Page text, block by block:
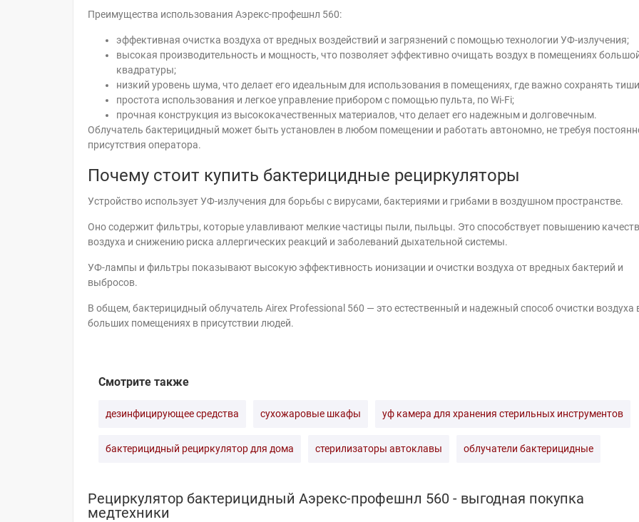
Преимущества использования Аэрекс-профешнл 560:
эффективная очистка воздуха от вредных воздействий и загрязнений с помощью технологии УФ-излучения;
высокая производительность и мощность, что позволяет эффективно очищать воздух в помещениях
квадратуры;
низкий уровень шума, что делает его идеальным для использования в помещениях, где важно сохранять
простота использования и легкое управление прибором с помощью пульта, по Wi-Fi;
прочная конструкция из высококачественных материалов, что делает его надежным и долговечным.
Облучатель бактерицидный может быть установлен в любом помещении и работать автономно, не требуя
присутствия оператора.
Почему стоит купить бактерицидные рециркуляторы
Устройство использует УФ-излучения для борьбы с вирусами, бактериями и грибами в воздушном пространстве.
Оно содержит фильтры, которые улавливают мелкие частицы пыли, пыльцы. Это способствует повышению
воздуха и снижению риска аллергических реакций и заболеваний дыхательной системы.
УФ-лампы и фильтры показывают высокую эффективность ионизации и очистки воздуха от вредных бактерий и
выбросов.
В общем, бактерицидный облучатель Airex Professional 560 — это естественный и надежный способ очистки воздуха
больших помещениях в присутствии людей.
Смотрите также
дезинфицирующее средства сухожаровые шкафы уф камера для хранения стерильных инструментов
бактерицидный рециркулятор для дома стерилизаторы автоклавы облучатели бактерицидные
Рециркулятор бактерицидный Аэрекс-профешнл 560 - выгодная покупка
медтехники